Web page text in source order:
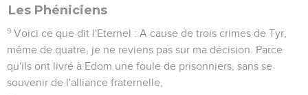
Les Phéniciens
9 Voici ce que dit l'Eternel : A cause de trois crimes de Tyr,
même de quatre, je ne reviens pas sur ma décision. Parce
qu'ils ont livré à Edom une foule de prisonniers, sans se
souvenir de l'alliance fraternelle,